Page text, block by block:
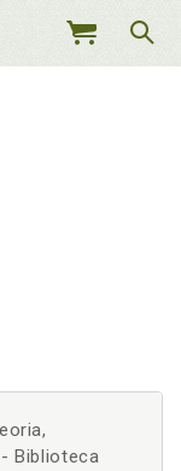
MEU
Biblioteca